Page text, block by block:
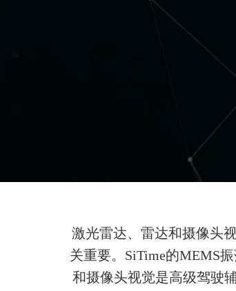
激光雷达、雷达和摄像头
关重要。SiTime的MEMS
和摄像头视觉是高级驾驶